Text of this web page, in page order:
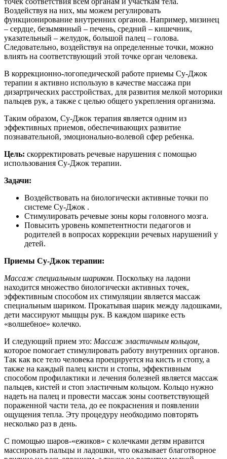
Воздействуя на них, мы можем регулировать
функционирование внутренних органов. Например, мизинец
– сердце, безымянный – печень, средний – кишечник,
указательный – желудок, большой палец – голова.
Следовательно, воздействуя на определенные точки, можно
влиять на соответствующий этой точке орган человека.
В коррекционно-логопедической работе приемы Су-Джок
терапии я активно использую в качестве массажа при
дизартрических расстройствах, для развития мелкой моторики
пальцев рук, а также с целью общего укрепления организма.
Таким образом, Су-Джок терапия является одним из
эффективных приемов, обеспечивающих развитие
познавательной, эмоционально-волевой сфер ребенка.
Цель: скорректировать речевые нарушения с помощью
использования Су-Джок терапии.
Задачи:
Воздействовать на биологически активные точки по
системе Су-Джок .
Стимулировать речевые зоны коры головного мозга.
Повысить уровень компетентности педагогов и
родителей в вопросах коррекции речевых нарушений у
детей.
Приемы Су-Джок терапии:
Массаж специальным шариком. Поскольку на ладони
находится множество биологически активных точек,
эффективным способом их стимуляции является массаж
специальным шариком. Прокатывая шарик между ладошками,
дети массируют мыщцы рук. В каждом шарике есть
«волшебное» колечко.
И следующий прием это: Массаж эластичным кольцом,
которое помогает стимулировать работу внутренних органов.
Так как все тело человека проецируется на кисть и стопу, а
также на каждый палец кисти и стопы, эффективным
способом профилактики и лечения болезней является массаж
пальцев, кистей и стоп эластичным кольцом. Кольцо нужно
надеть на палец и провести массаж зоны соответствующей
пораженной части тела, до ее покраснения и появлении
ощущения тепла. Эту процедуру необходимо повторять
несколько раз в день.
С помощью шаров-«ежиков» с колечками детям нравится
массировать пальцы и ладошки, что оказывает благотворное